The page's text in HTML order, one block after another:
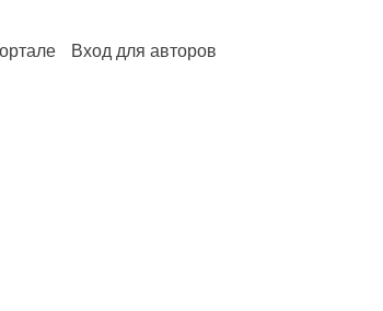
Вход для авторов